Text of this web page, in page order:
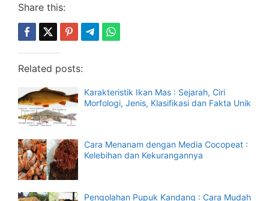
Share this:
Related posts:
Karakteristik Ikan Mas : Sejarah, Ciri
Morfologi, Jenis, Klasifikasi dan Fakta Unik
Cara Menanam dengan Media Cocopeat :
Kelebihan dan Kekurangannya
Pengolahan Pupuk Kandang : Cara Mudah